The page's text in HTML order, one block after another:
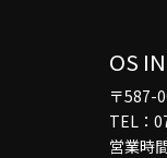
OS
〒587-
TEL：
営業時